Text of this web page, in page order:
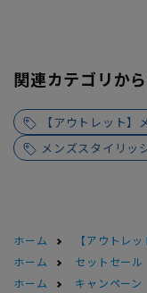
関連カテゴリか
【アウトレット】
メンズスタイリッ
ホーム 【アウトレ
ホーム
セットセール
ホーム
キャンペーン